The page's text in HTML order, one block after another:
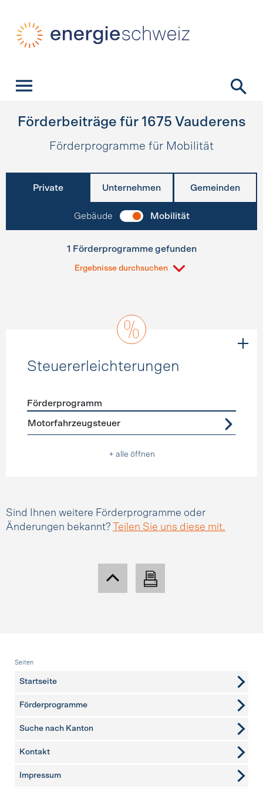
Förderbeiträge für 1675 Vauderens
Förderprogramme für Mobilität
Private Unternehmen Gemeinden
Gebäude Mobilität
1 Förderprogramme gefunden
Ergebnisse durchsuchen
Steuererleichterungen
Förderprogramme
Förderprogramm
Motorfahrzeugsteuer
+ alle öffnen
Sind Ihnen weitere Förderprogramme oder
Änderungen bekannt?
Teilen Sie uns diese mit.
Fusszeile
Seiten
Startseite
Förderprogramme
Suche nach Kanton
weitere Seiten
Kontakt
Impressum